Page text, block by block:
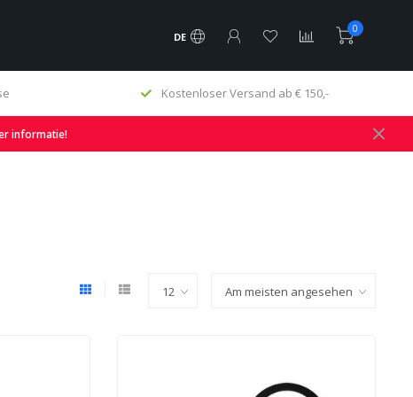
DE
0
Kostenloser Versand ab € 150,-
informatie!